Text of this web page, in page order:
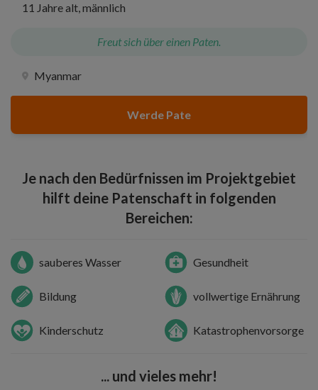
11 Jahre alt, männlich
Freut sich über einen Paten.
Myanmar
Werde Pate
Je nach den Bedürfnissen im Projektgebiet
hilft deine Patenschaft in folgenden
Bereichen:
sauberes Wasser Gesundheit
Bildung vollwertige Ernährung
Kinderschutz Katastrophenvorsorge
... und vieles mehr!